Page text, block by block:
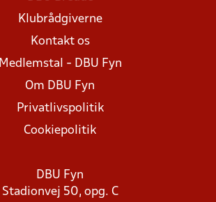
Klubrådgiverne
Kontakt os
Medlemstal - DBU Fyn
Om DBU Fyn
Privatlivspolitik
Cookiepolitik
DBU Fyn
Stadionvej 50, opg. C